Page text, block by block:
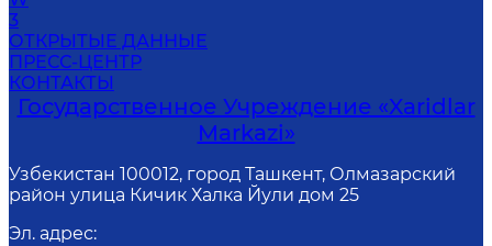
3
ОТКРЫТЫЕ ДАННЫЕ
ПРЕСС-ЦЕНТР
КОНТАКТЫ
Государственное Учреждение «Xaridlar
Markazi»
Узбекистан 100012, город Ташкент, Олмазарский
район улица Кичик Халка Йули дом 25
Эл. адрес: